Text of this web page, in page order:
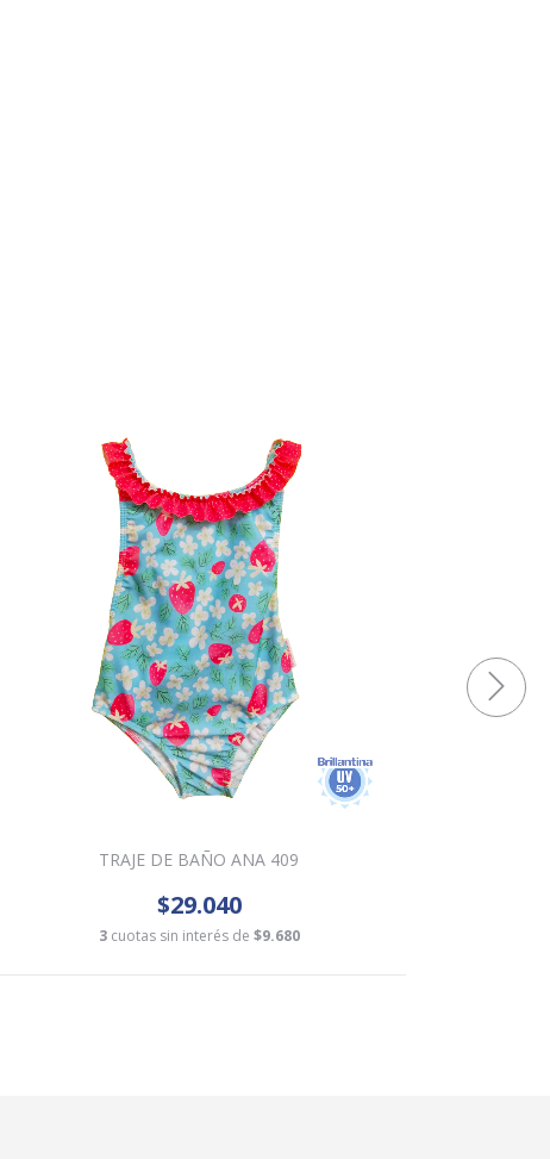
TRAJE DE BAÑO ANA 409
$29.040
3 cuotas sin interés de $9.680